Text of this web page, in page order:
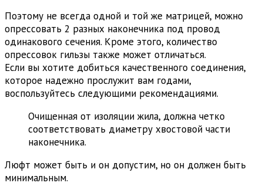
Поэтому не всегда одной и той же матрицей, можно
опрессовать 2 разных наконечника под провод
одинакового сечения. Кроме этого, количество
опрессовок гильзы также может отличаться.
Если вы хотите добиться качественного соединения,
которое надежно прослужит вам годами,
воспользуйтесь следующими рекомендациями.
Очищенная от изоляции жила, должна четко
соответствовать диаметру хвостовой части
наконечника.
Люфт может быть и он допустим, но он должен быть
минимальным.